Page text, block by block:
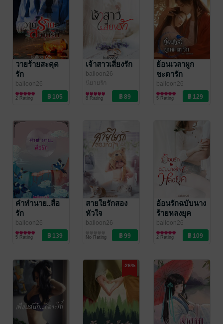
วายร้ายสะดุด
รัก
balloon26
นิยายวาย Boy
Love / Yaoi
2 Rating
เจ้าสาวเสี่ยงรัก
balloon26
นิยายรัก
8 Rating
ย้อนเวลาผูก
ชะตารัก
balloon26
นิยายรักจีนโบราณ
5 Rating
คำทำนาย..สื่อ
รัก
balloon26
นิยายรักจีนโบราณ
5 Rating
สายใยรักสอง
หัวใจ
balloon26
No Rating
อ้อนรักฉบับนาง
ร้ายหลงยุค
balloon26
นิยายโรมานซ์
2 Rating
-26%